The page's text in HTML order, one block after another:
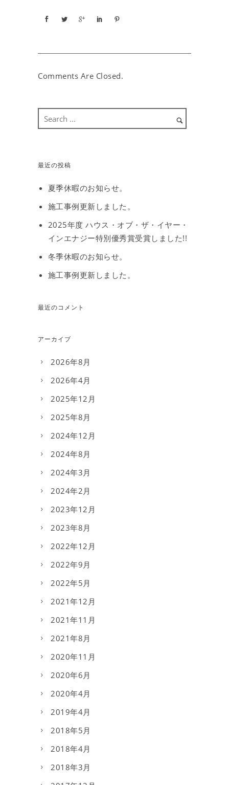
Comments Are Closed.
最近の投稿
夏季休暇のお知らせ。
施工事例更新しました。
2025年度 ハウス・オブ・ザ・イヤー・
インエナジー特別優秀賞受賞しました!!
冬季休暇のお知らせ。
施工事例更新しました。
最近のコメント
アーカイブ
2026年8月
2026年4月
2025年12月
2025年8月
2024年12月
2024年8月
2024年3月
2024年2月
2023年12月
2023年8月
2022年12月
2022年9月
2022年5月
2021年12月
2021年11月
2021年8月
2020年11月
2020年6月
2020年4月
2019年4月
2018年5月
2018年4月
2018年3月